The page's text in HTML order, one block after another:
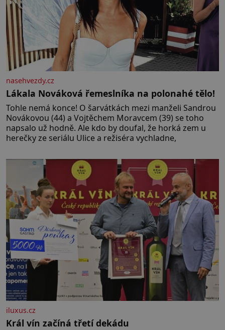
nasehvezdy.cz
Lákala Nováková řemeslníka na polonahé tělo!
Tohle nemá konce! O šarvátkách mezi manželi Sandrou
Novákovou (44) a Vojtěchem Moravcem (39) se toho
napsalo už hodně. Ale kdo by doufal, že horká zem u
herečky ze seriálu Ulice a režiséra vychladne,
iluxus.cz
Král vín začíná třetí dekádu